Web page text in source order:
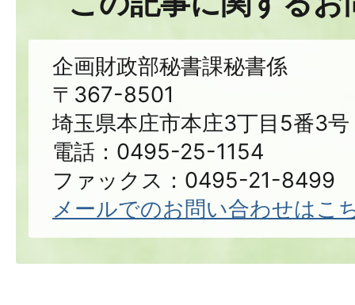
企画財政部秘書課秘書係
〒367-8501
埼玉県本庄市本庄3丁目5番3号
電話：0495-25-1154
ファックス：0495-21-8499
メールでのお問い合わせはこ